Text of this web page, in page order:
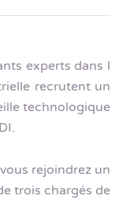
experts dans l
recrutent un
technologique
rejoindrez un
trois chargés de